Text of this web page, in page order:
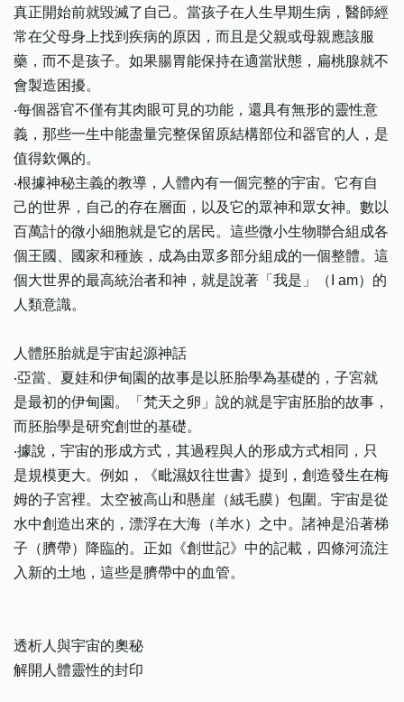
真正開始前就毀滅了自己。當孩子在人生早期生病，醫師經
常在父母身上找到疾病的原因，而且是父親或母親應該服
藥，而不是孩子。如果腸胃能保持在適當狀態，扁桃腺就不
會製造困擾。
‧每個器官不僅有其肉眼可見的功能，還具有無形的靈性意
義，那些一生中能盡量完整保留原結構部位和器官的人，是
值得欽佩的。
‧根據神秘主義的教導，人體內有一個完整的宇宙。它有自
己的世界，自己的存在層面，以及它的眾神和眾女神。數以
百萬計的微小細胞就是它的居民。這些微小生物聯合組成各
個王國、國家和種族，成為由眾多部分組成的一個整體。這
個大世界的最高統治者和神，就是說著「我是」（I am）的
人類意識。
人體胚胎就是宇宙起源神話
‧亞當、夏娃和伊甸園的故事是以胚胎學為基礎的，子宮就
是最初的伊甸園。「梵天之卵」說的就是宇宙胚胎的故事，
而胚胎學是研究創世的基礎。
‧據說，宇宙的形成方式，其過程與人的形成方式相同，只
是規模更大。例如，《毗濕奴往世書》提到，創造發生在梅
姆的子宮裡。太空被高山和懸崖（絨毛膜）包圍。宇宙是從
水中創造出來的，漂浮在大海（羊水）之中。諸神是沿著梯
子（臍帶）降臨的。正如《創世記》中的記載，四條河流注
入新的土地，這些是臍帶中的血管。
透析人與宇宙的奧秘
解開人體靈性的封印